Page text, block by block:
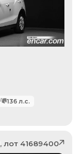
136 л.с.
, лот 41689400